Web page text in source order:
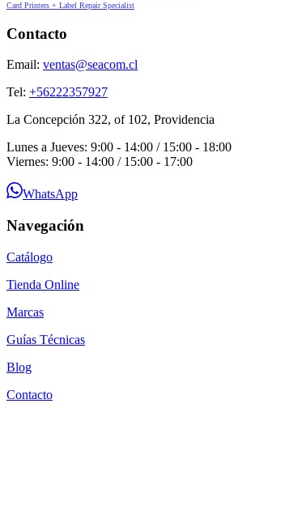
Card Printers + Label Repair Specialist
Contacto
Email: ventas@seacom.cl
Tel: +56222357927
La Concepción 322, of 102, Providencia
Lunes a Jueves: 9:00 - 14:00 / 15:00 - 18:00
Viernes: 9:00 - 14:00 / 15:00 - 17:00
WhatsApp
Navegación
Catálogo
Tienda Online
Marcas
Guías Técnicas
Blog
Contacto